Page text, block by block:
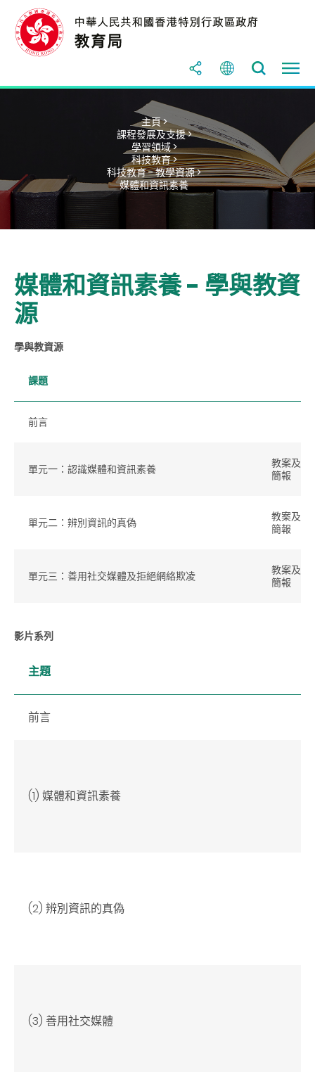
主頁 >
課程發展及支援 >
學習領域 >
科技教育 >
科技教育 - 教學資源 >
媒體和資訊素養
媒體和資訊素養 - 學與教資
源
學與教資源
課題
前言
單元一：認識媒體和資訊素養
教案及筆
簡報
單元二：辨別資訊的真偽
教案及筆
簡報
單元三：善用社交媒體及拒絕網絡欺凌
教案及筆
簡報
影片系列
主題
前言
(1) 媒體和資訊素養
(2) 辨別資訊的真偽
(3) 善用社交媒體